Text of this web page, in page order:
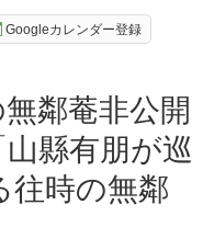
Googleカレンダー登録
鄰菴非公開
縣有朋が巡
往時の無鄰